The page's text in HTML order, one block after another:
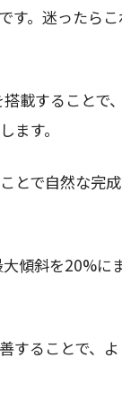
す。迷ったら
載することで
ます。
とで自然な完
傾斜を20%に
ることで、よ